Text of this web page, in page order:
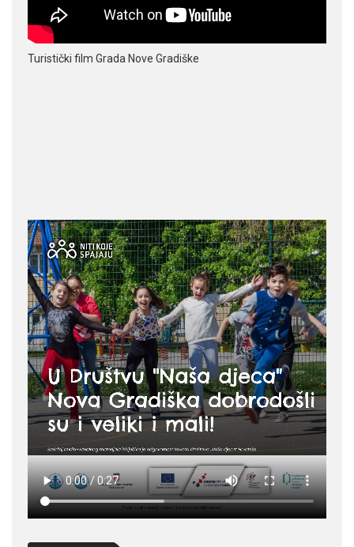
Turistički film Grada Nove Gradiške